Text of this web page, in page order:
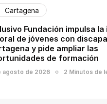
Cartagena
Fundación impulsa la
de jóvenes con
y pide ampliar las
de formación
agosto de 2026 2 Minutos de